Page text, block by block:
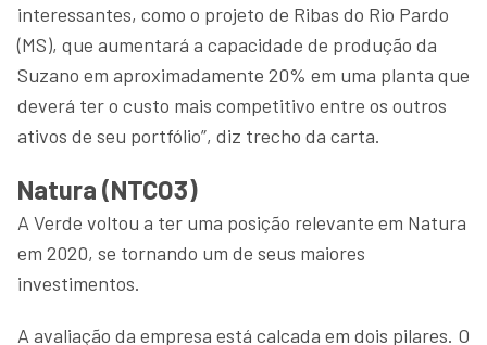
interessantes, como o projeto de Ribas do Rio Pardo
(MS), que aumentará a capacidade de produção da
Suzano em aproximadamente 20% em uma planta que
deverá ter o custo mais competitivo entre os outros
ativos de seu portfólio”, diz trecho da carta.
Natura (NTCO3)
A Verde voltou a ter uma posição relevante em Natura
em 2020, se tornando um de seus maiores
investimentos.
A avaliação da empresa está calcada em dois pilares. O